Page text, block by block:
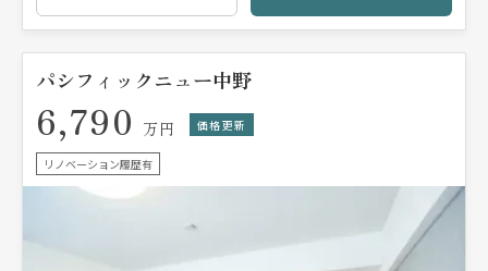
パシフィックニュー中野
6,790 万円 価格更新
リノベーション履歴有